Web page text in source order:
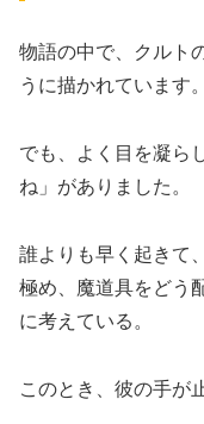
物語の中で、クルト
うに描かれています。
でも、よく目を凝ら
ね」がありました。
誰よりも早く起きて
極め、魔道具をどう
に考えている。
このとき、彼の手が